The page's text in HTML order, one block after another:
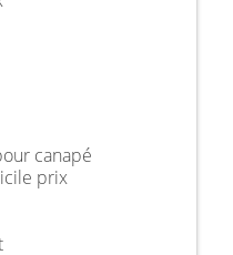
canapé
prix